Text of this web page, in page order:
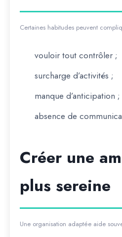
Certaines habitudes peuvent
vouloir tout contrôler ;
surcharge d’activités ;
manque d’anticipation ;
absence de
Créer une
plus sereine
Une organisation adaptée aide